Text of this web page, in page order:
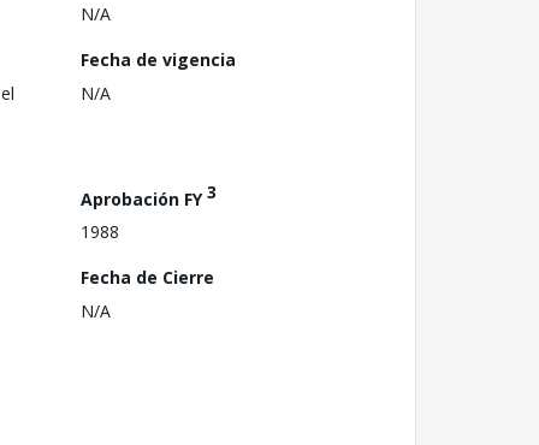
N/A
Fecha de vigencia
N/A
Aprobación FY3
1988
Fecha de Cierre
N/A